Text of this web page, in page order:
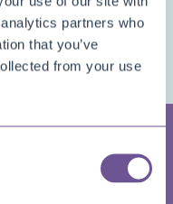
partners who
that you’ve
from your use
over de prijzen van